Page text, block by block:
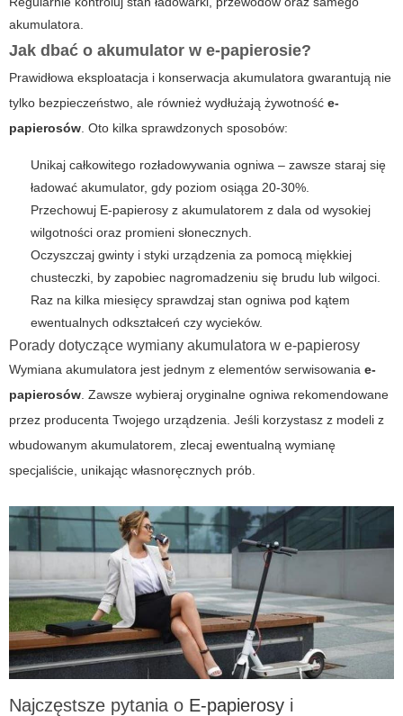
akumulatora.
Jak dbać o akumulator w e-papierosie?
Prawidłowa eksploatacja i konserwacja akumulatora gwarantują nie
tylko bezpieczeństwo, ale również wydłużają żywotność e-
papierosów . Oto kilka sprawdzonych sposobów:
Unikaj całkowitego rozładowywania ogniwa – zawsze staraj się
ładować akumulator, gdy poziom osiąga 20-30%.
Przechowuj E-papierosy z akumulatorem z dala od wysokiej
wilgotności oraz promieni słonecznych.
Oczyszczaj gwinty i styki urządzenia za pomocą miękkiej
chusteczki, by zapobiec nagromadzeniu się brudu lub wilgoci.
Raz na kilka miesięcy sprawdzaj stan ogniwa pod kątem
ewentualnych odkształceń czy wycieków.
Porady dotyczące wymiany akumulatora w e-papierosy
Wymiana akumulatora jest jednym z elementów serwisowania e-
papierosów . Zawsze wybieraj oryginalne ogniwa rekomendowane
przez producenta Twojego urządzenia. Jeśli korzystasz z modeli z
wbudowanym akumulatorem, zlecaj ewentualną wymianę
specjaliście, unikając własnoręcznych prób.
Najczęstsze pytania o E-papierosy i